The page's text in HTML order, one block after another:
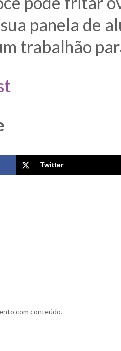
panela de
trabalhão
Twitter
com conteúdo.